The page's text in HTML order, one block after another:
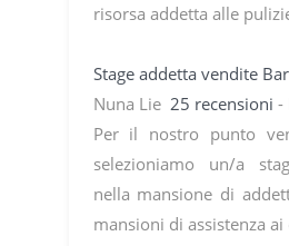
risorsa addetta alle
Stage addetta vendite
Nuna Lie 25 recensioni -
Per il nostro punto
selezioniamo un/a
nella mansione di
mansioni di assistenza ai